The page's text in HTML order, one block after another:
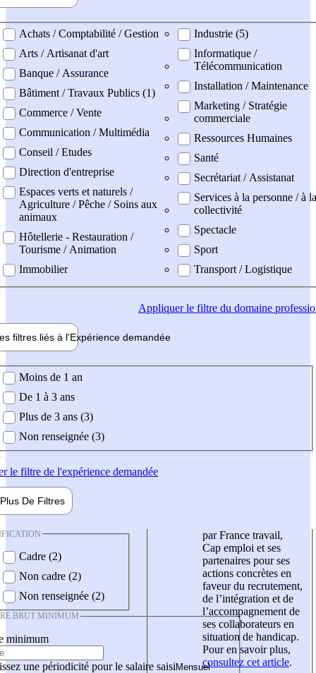
professionel
Achats / Comptabilité / Gestion
Arts / Artisanat d'art
Banque / Assurance
Bâtiment / Travaux Publics (1)
Commerce / Vente
Communication / Multimédia
Conseil / Etudes
Direction d'entreprise
Espaces verts et naturels /
Agriculture / Pêche / Soins aux
animaux
Hôtellerie - Restauration /
Tourisme / Animation
Immobilier
Industrie (5)
Informatique /
Télécommunication
Installation / Maintenance
Marketing / Stratégie
commerciale
Ressources Humaines
Santé
Secrétariat / Assistanat
Services à la personne / à la
collectivité
Spectacle
Sport
Transport / Logistique
Appliquerle filtre du domaine
filtres liés à l'Expérience demandée
demandée
Moins de 1 an
De 1 à 3 ans
Plus de 3 ans (3)
Non renseignée (3)
le filtre de l'expérience demandée
Plus De Filtres
Cadre (2)
Non cadre (2)
Non renseignée (2)
BRUT MINIMUM
minimum
une périodicité pour le salaire saisi
par France travail,
Cap emploi et ses
partenaires pour ses
actions concrètes en
faveur du recrutement,
de l’intégration et de
l’accompagnement de
ses collaborateurs en
situation de handicap.
Pour en savoir plus,
consultez cet article.